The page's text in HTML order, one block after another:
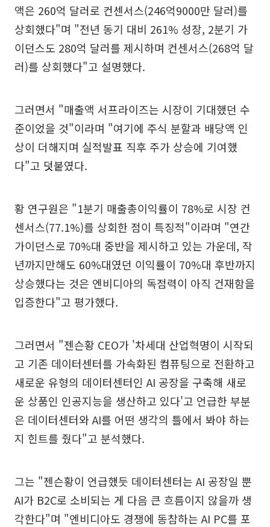
액은 260억 달러로 컨센서스(246억9000만 달러)를
상회했다"며 "전년 동기 대비 261% 성장, 2분기 가
이던스도 280억 달러를 제시하며 컨센서스(268억 달
러)를 상회했다"고 설명했다.
그러면서 "매출액 서프라이즈는 시장이 기대했던 수
준이었을 것"이라며 "여기에 주식 분할과 배당액 인
상이 더해지며 실적발표 직후 주가 상승에 기여했
다"고 덧붙였다.
황 연구원은 "1분기 매출총이익률이 78%로 시장 컨
센서스(77.1%)를 상회한 점이 특징적"이라며 "연간
가이던스로 70%대 중반을 제시하고 있는 가운데, 작
년까지만해도 60%대였던 이익률이 70%대 후반까지
상승했다는 것은 엔비디아의 독점력이 아직 건재함을
입증한다"고 평가했다.
그러면서 "젠슨황 CEO가 '차세대 산업혁명이 시작되
고 기존 데이터센터를 가속화된 컴퓨팅으로 전환하고
새로운 유형의 데이터센터인 AI 공장을 구축해 새로
운 상품인 인공지능을 생산하고 있다'고 언급한 부분
은 데이터센터와 AI를 어떤 생각의 틀에서 봐야 하는
지 힌트를 줬다"고 분석했다.
그는 "젠슨황이 언급했듯 데이터센터는 AI 공장일 뿐
AI가 B2C로 소비되는 게 다음 큰 흐름이지 않을까 생
각한다"며 "엔비디아도 경쟁에 동참하는 AI PC를 포